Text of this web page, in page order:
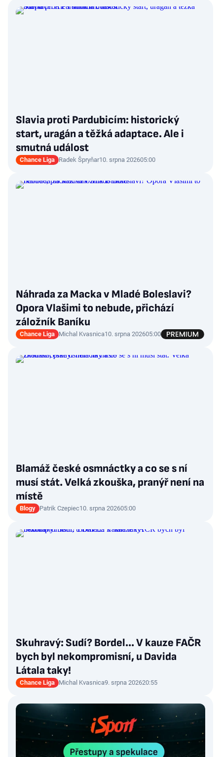
Slavia proti Pardubicím: historický
start, uragán a těžká adaptace. Ale i
smutná událost
Chance Liga Radek Špryňar10. srpna 202605:00
Náhrada za Macka v Mladé Boleslavi?
Opora Vlašimi to nebude, přichází
záložník Baníku
Chance Liga Michal Kvasnica10. srpna 202605:00
Blamáž české osmnáctky a co se s ní
musí stát. Velká zkouška, pranýř není na
místě
Blogy Patrik Czepiec10. srpna 202605:00
Skuhravý: Sudí? Bordel... V kauze FAČR
bych byl nekompromisní, u Davida
Látala taky!
Chance Liga Michal Kvasnica9. srpna 202620:55